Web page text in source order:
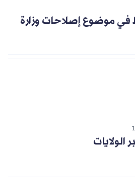
موضوع إصلاحات وزارة
الولايات